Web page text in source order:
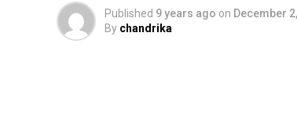
Published 9 years ago on December
By chandrika